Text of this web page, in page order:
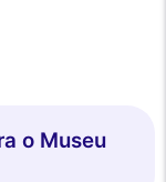
aceitar, rejeitar
o Museu